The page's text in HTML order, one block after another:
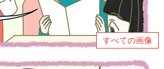
すべての画像